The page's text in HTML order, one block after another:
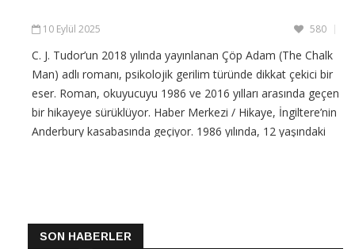
10 Eylül 2025 580
C. J. Tudor’un 2018 yılında yayınlanan Çöp Adam (The Chalk
Man) adlı romanı, psikolojik gerilim türünde dikkat çekici bir
eser. Roman, okuyucuyu 1986 ve 2016 yılları arasında geçen
bir hikayeye sürüklüyor. Haber Merkezi / Hikaye, İngiltere’nin
Anderbury kasabasında geçiyor. 1986 yılında, 12 yaşındaki
SON HABERLER